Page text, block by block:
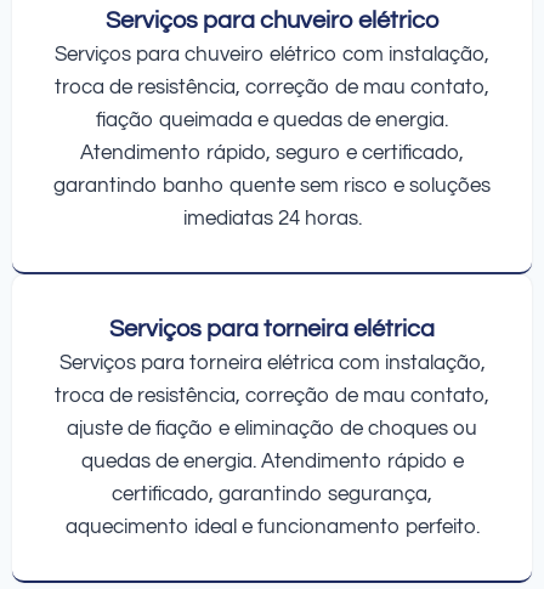
Serviços para chuveiro elétrico
Serviços para chuveiro elétrico com instalação,
troca de resistência, correção de mau contato,
fiação queimada e quedas de energia.
Atendimento rápido, seguro e certificado,
garantindo banho quente sem risco e soluções
imediatas 24 horas.
Serviços para torneira elétrica
Serviços para torneira elétrica com instalação,
troca de resistência, correção de mau contato,
ajuste de fiação e eliminação de choques ou
quedas de energia. Atendimento rápido e
certificado, garantindo segurança,
aquecimento ideal e funcionamento perfeito.